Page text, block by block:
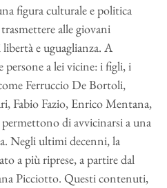
figura culturale e politica
alle giovani
e uguaglianza. A
persone a lei vicine: i figli, i
Ferruccio De Bortoli,
Fabio Fazio, Enrico Mentana,
di avvicinarsi a una
Negli ultimi decenni, la
a più riprese, a partire dal
Picciotto. Questi contenuti,